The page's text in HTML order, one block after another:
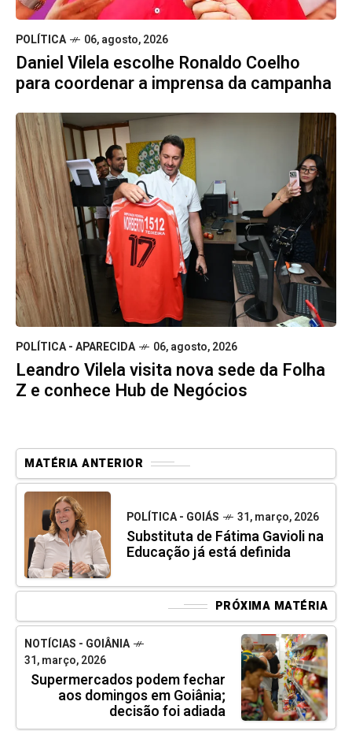
POLÍTICA 06, agosto, 2026
Daniel Vilela escolhe Ronaldo Coelho
para coordenar a imprensa da campanha
POLÍTICA - APARECIDA 06, agosto, 2026
Leandro Vilela visita nova sede da Folha
Z e conhece Hub de Negócios
MATÉRIA ANTERIOR
POLÍTICA - GOIÁS 31, março, 2026
Substituta de Fátima Gavioli na
Educação já está definida
PRÓXIMA MATÉRIA
NOTÍCIAS - GOIÂNIA
31, março, 2026
Supermercados podem fechar
aos domingos em Goiânia;
decisão foi adiada